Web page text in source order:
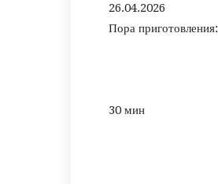
26.04.2026
Пора приготовления:
30 мин